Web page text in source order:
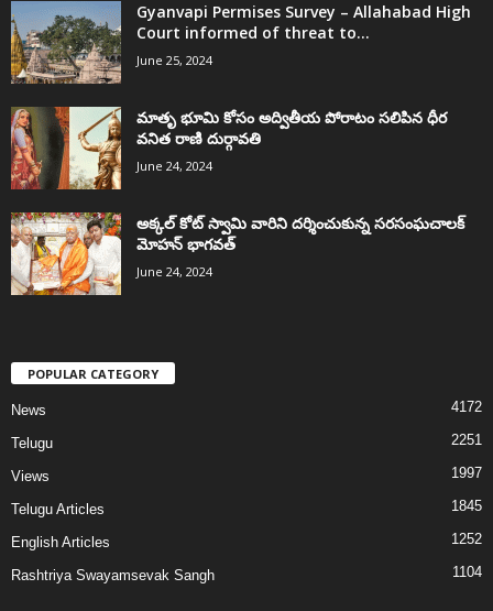
Gyanvapi Permises Survey – Allahabad High
Court informed of threat to...
June 25, 2024
మాతృ భూమి కోసం అద్వితీయ పోరాటం సలిపిన ధీర
వనిత రాణి దుర్గావతి
June 24, 2024
అక్కల్‌ కోట్‌ స్వామి వారిని దర్శించుకున్న సరసంఘచాలక్
మోహన్ భాగవత్
June 24, 2024
POPULAR CATEGORY
News 4172
Telugu 2251
Views 1997
Telugu Articles 1845
English Articles 1252
Rashtriya Swayamsevak Sangh 1104